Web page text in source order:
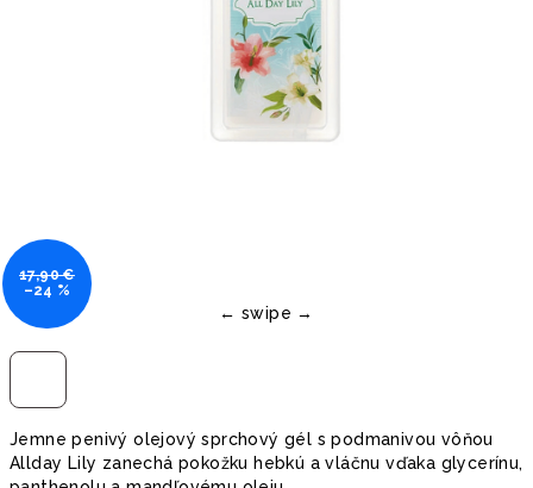
Jemne penivý olejový sprchový gél s podmanivou vôňou
Allday Lily zanechá pokožku hebkú a vláčnu vďaka glycerínu,
17,90 €
–24 %